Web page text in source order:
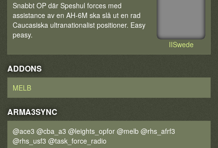
IISwede
Snabbt OP där Speshul forces med
assistance av en AH-6M ska slå ut en rad
Caucasiska ultranationalist positioner. Easy
peasy.
ADDONS
MELB
ARMA3SYNC
@ace3 @cba_a3 @leights_opfor @melb @rhs_afrf3
@rhs_usf3 @task_force_radio